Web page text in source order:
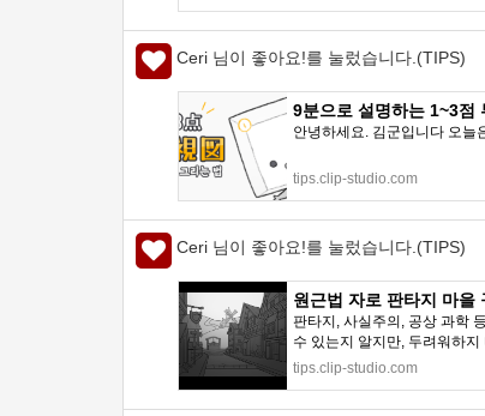
Ceri 님이 좋아요!를 눌렀습니다.(TIPS)
9분으로 설명하는 1~3
안녕하세요. 김군입니다 오늘
tips.clip-studio.com
Ceri 님이 좋아요!를 눌렀습니다.(TIPS)
원근법 자로 판타지 마
판타지, 사실주의, 공상 과학
수 있는지 알지만, 두려워하
tips.clip-studio.com